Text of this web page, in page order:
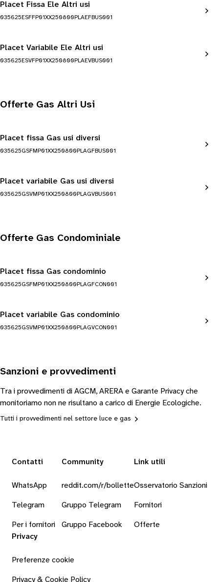
Placet Fissa Ele Altri usi
035625ESFFP01XX250800PLAEFBUS001
Placet Variabile Ele Altri usi
035625ESVFP01XX250800PLAEVBUS001
Offerte Gas Altri Usi
Placet fissa Gas usi diversi
035625GSFMP01XX250800PLAGFBUS001
Placet variabile Gas usi diversi
035625GSVMP01XX250800PLAGVBUS001
Offerte Gas Condominiale
Placet fissa Gas condominio
035625GSFMP01XX250800PLAGFCON001
Placet variabile Gas condominio
035625GSVMP01XX250800PLAGVCON001
Sanzioni e provvedimenti
Tra i provvedimenti di AGCM, ARERA e Garante Privacy che
monitoriamo non ne risultano a carico di Energie Ecologiche.
Tutti i provvedimenti nel settore luce e gas
Contatti
WhatsApp
Telegram
Per i fornitori
Community
reddit.com/r/bollette
Gruppo Telegram
Gruppo Facebook
Link utili
Osservatorio Sanzioni
Fornitori
Offerte
Privacy
Preferenze cookie
Privacy & Cookie Policy